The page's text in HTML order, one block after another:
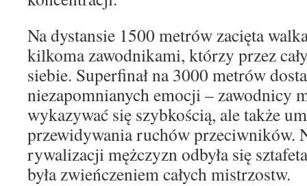
Na dystansie 1500 metrów zacięta
kilkoma zawodnikami, którzy przez
siebie. Superfinał na 3000 metrów
niezapomnianych emocji – zawodnicy
wykazywać się szybkością, ale także
przewidywania ruchów przeciwników.
rywalizacji mężczyzn odbyła się
była zwieńczeniem całych mistrzostw.